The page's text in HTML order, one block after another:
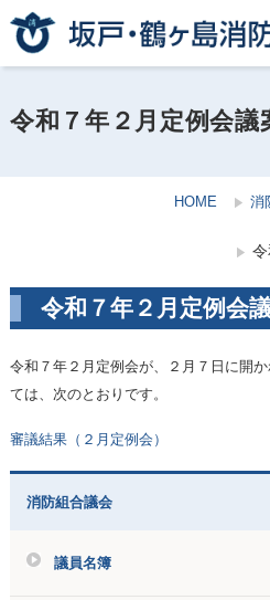
令和７年２月定例会議
HOME 消
令和７年２月定例会
令和７年２月定例会が、２月７日に開
ては、次のとおりです。
審議結果（２月定例会）
消防組合議会
議員名簿